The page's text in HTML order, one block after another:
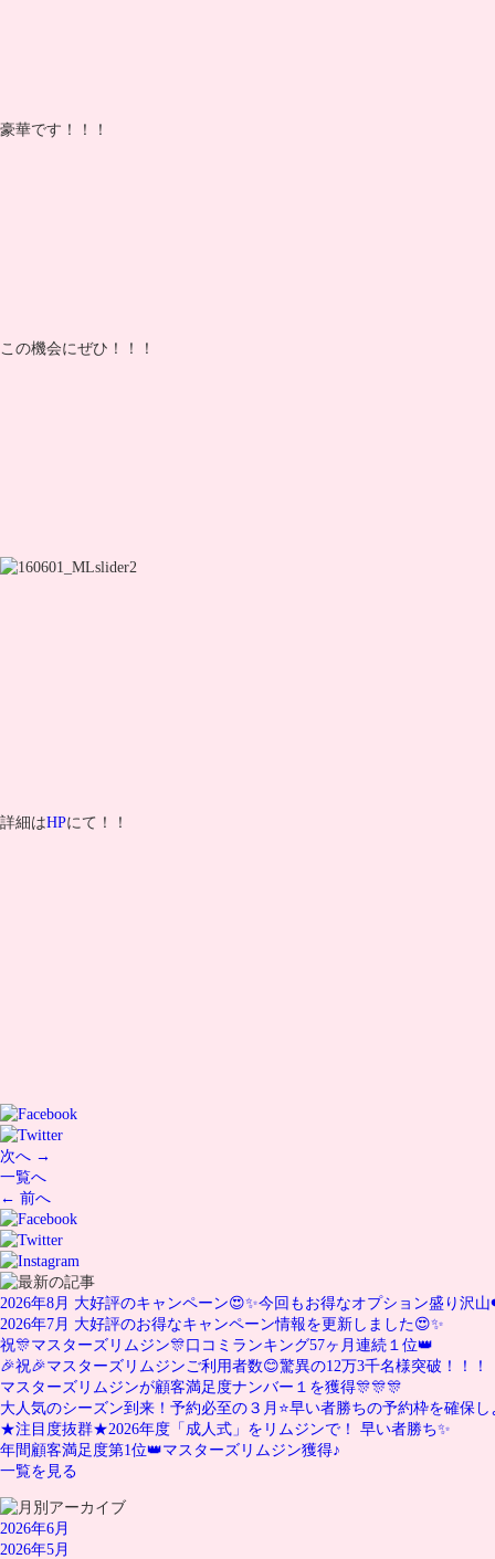
豪華です！！！
この機会にぜひ！！！
詳細はHPにて！！
次へ →
一覧へ
← 前へ
2026年8月 大好評のキャンペーン😍✨今回もお得なオプション盛り沢
2026年7月 大好評のお得なキャンペーン情報を更新しました😍✨
祝🎊マスターズリムジン🎊口コミランキング57ヶ月連続１位👑
🎉祝🎉マスターズリムジンご利用者数😊驚異の12万3千名様突破！！！
マスターズリムジンが顧客満足度ナンバー１を獲得🎊🎊🎊
大人気のシーズン到来！予約必至の３月⭐️早い者勝ちの予約枠を確保し
★注目度抜群★2026年度「成人式」をリムジンで！ 早い者勝ち✨
年間顧客満足度第1位👑マスターズリムジン獲得♪
一覧を見る
2026年6月
2026年5月